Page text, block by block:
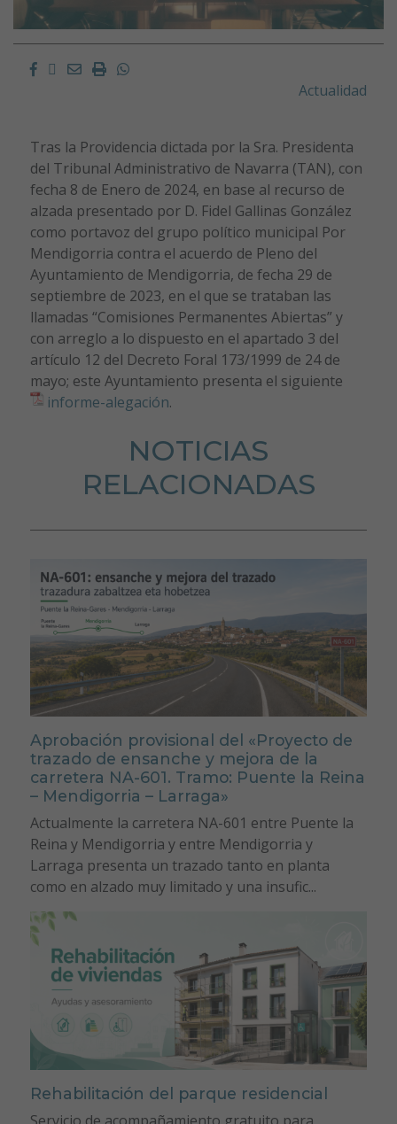
Facebook
Twitter
EmailImprimirWhatsapp
Actualidad
Tras la Providencia dictada por la Sra. Presidenta
del Tribunal Administrativo de Navarra (TAN), con
fecha 8 de Enero de 2024, en base al recurso de
alzada presentado por D. Fidel Gallinas González
como portavoz del grupo político municipal Por
Mendigorria contra el acuerdo de Pleno del
Ayuntamiento de Mendigorria, de fecha 29 de
septiembre de 2023, en el que se trataban las
llamadas “Comisiones Permanentes Abiertas” y
con arreglo a lo dispuesto en el apartado 3 del
artículo 12 del Decreto Foral 173/1999 de 24 de
mayo; este Ayuntamiento presenta el siguiente
informe-alegación.
NOTICIAS
RELACIONADAS
Aprobación provisional del «Proyecto de
trazado de ensanche y mejora de la
carretera NA-601. Tramo: Puente la Reina
– Mendigorria – Larraga»
Actualmente la carretera NA-601 entre Puente la
Reina y Mendigorria y entre Mendigorria y
Larraga presenta un trazado tanto en planta
como en alzado muy limitado y una insufic...
Rehabilitación del parque residencial
Servicio de acompañamiento gratuito para